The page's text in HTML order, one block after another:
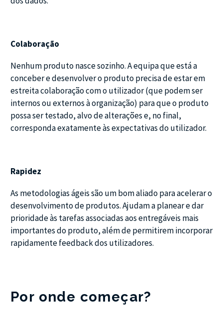
Colaboração
Nenhum produto nasce sozinho. A equipa que está a
conceber e desenvolver o produto precisa de estar em
estreita colaboração com o utilizador (que podem ser
internos ou externos à organização) para que o produto
possa ser testado, alvo de alterações e, no final,
corresponda exatamente às expectativas do utilizador.
Rapidez
As metodologias ágeis são um bom aliado para acelerar o
desenvolvimento de produtos. Ajudam a planear e dar
prioridade às tarefas associadas aos entregáveis mais
importantes do produto, além de permitirem incorporar
rapidamente feedback dos utilizadores.
Por onde começar?